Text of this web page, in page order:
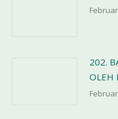
202.
OLEH